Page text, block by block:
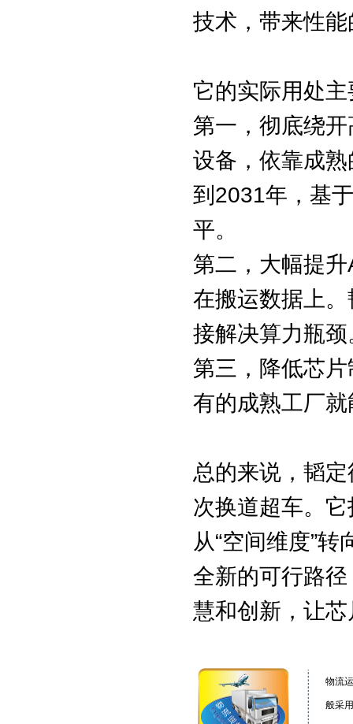
技术，带来性
它的实际用处
第一，彻底绕
设备，依靠成
到2031年，基
平。
第二，大幅提
在搬运数据上
接解决算力瓶颈
第三，降低芯
有的成熟工厂
总的来说，韬
次换道超车。
从“空间维度”
全新的可行路
慧和创新，让
物流
般采